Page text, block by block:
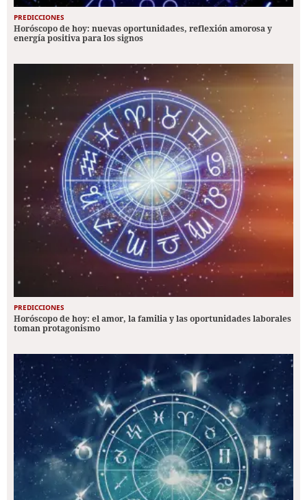
PREDICCIONES
Horóscopo de hoy: nuevas oportunidades, reflexión amorosa y
energía positiva para los signos
PREDICCIONES
Horóscopo de hoy: el amor, la familia y las oportunidades laborales
toman protagonismo